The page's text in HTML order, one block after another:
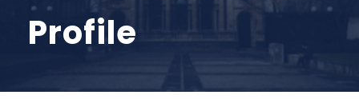
Profile